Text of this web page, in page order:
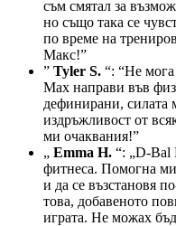
съм смятал за
но също така се
по време на
Макс!”
” Tyler S. “: “Не
Max направи във
дефинирани, силата
издръжливост от
ми очаквания!”
„ Emma H. ​​“: „D-Bal
фитнеса. Помогна
и да се възстановя
това, добавеното
играта. Не можах